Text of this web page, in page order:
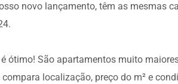
novo lançamento, têm as mesmas
ótimo! São apartamentos muito
localização, preço do m² e